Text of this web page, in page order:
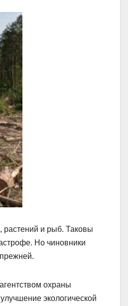
растений и рыб. Таковы
Но чиновники
охраны
экологической